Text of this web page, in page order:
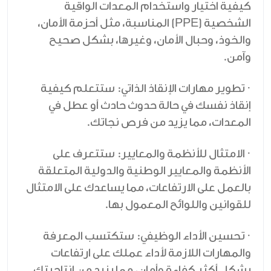
كيفية اختيار واستخدام المعدات الواقية
الشخصية (PPE) المناسبة، مثل أحزمة الأمان،
والخوذ، وحبال الأمان، وغيرها، بشكل صحيح
وآمن.
· تطوير مهارات الإنقاذ الذاتي: ستتعلم كيفية
إنقاذ نفسك في حالة حدوث حادث أو عطل في
المعدات، مما يزيد من فرص نجاتك.
· الامتثال للأنظمة والمعايير: ستتعرف على
الأنظمة والمعايير الوطنية والدولية المتعلقة
بالعمل على الارتفاعات، مما يساعدك على الامتثال
للقوانين واللوائح المعمول بها.
· تحسين الأداء الوظيفي: ستكتسب المعرفة
والمهارات اللازمة لأداء عملك على ارتفاعات